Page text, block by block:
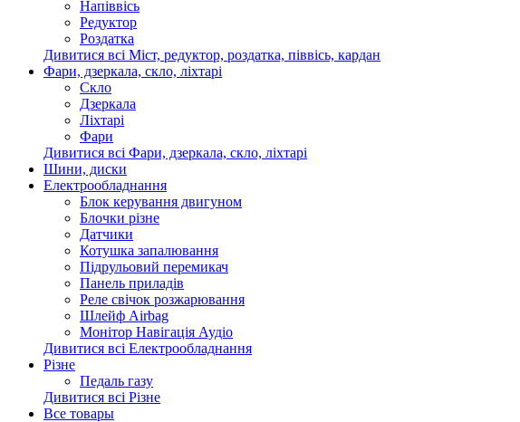
Напіввісь
Редуктор
Роздатка
Дивитися всі Міст, редуктор, роздатка, піввісь, кардан
Фари, дзеркала, скло, ліхтарі
Cкло
Дзеркала
Ліхтарі
Фари
Дивитися всі Фари, дзеркала, скло, ліхтарі
Шини, диски
Електрообладнання
Блок керування двигуном
Блочки різне
Датчики
Котушка запалювання
Підрульовий перемикач
Панель приладів
Реле свічок розжарювання
Шлейф Airbag
Монітор Навігація Аудіо
Дивитися всі Електрообладнання
Різне
Педаль газу
Дивитися всі Різне
Все товары